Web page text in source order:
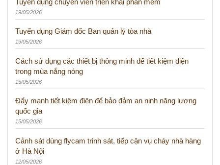
Tuyển dụng chuyên viên triển khai phần mềm
19/05/2026
Tuyển dụng Giám đốc Ban quản lý tòa nhà
19/05/2026
Cách sử dụng các thiết bị thông minh để tiết kiệm điện
trong mùa nắng nóng
15/05/2026
Đẩy mạnh tiết kiệm điện để bảo đảm an ninh năng lượng
quốc gia
15/05/2026
Cảnh sát dùng flycam trinh sát, tiếp cận vụ cháy nhà hàng
ở Hà Nội
12/05/2026